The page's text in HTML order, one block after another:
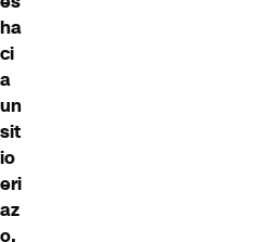
ha
ci
a
un
sit
io
eri
az
o.